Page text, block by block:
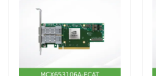
私たちについて
工場見学